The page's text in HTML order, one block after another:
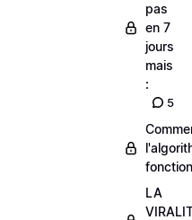
pas
en 7
jours
mais
:
5
LA